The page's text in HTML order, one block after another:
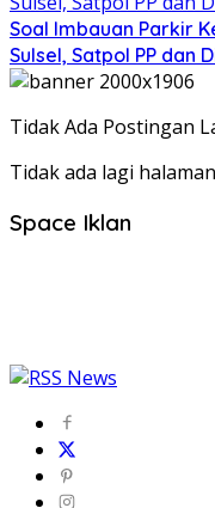
Soal Imbauan Parkir
Sulsel, Satpol PP dan
Tidak Ada Postingan
Tidak ada lagi
Space Iklan